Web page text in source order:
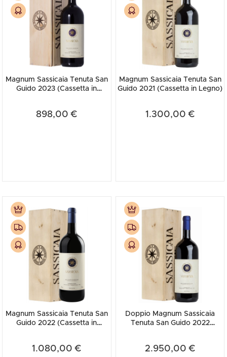
Magnum Sassicaia Tenuta San
Guido 2023 (Cassetta in
898,00 €
Magnum Sassicaia Tenuta San
Guido 2021 (Cassetta in Legno)
1.300,00 €
Magnum Sassicaia Tenuta San
Guido 2022 (Cassetta in
1.080,00 €
Doppio Magnum Sassicaia
Tenuta San Guido 2022
2.950,00 €